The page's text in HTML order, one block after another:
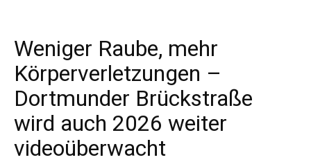
Weniger Raube, mehr
Körperverletzungen –
Dortmunder Brückstraße
wird auch 2026 weiter
videoüberwacht